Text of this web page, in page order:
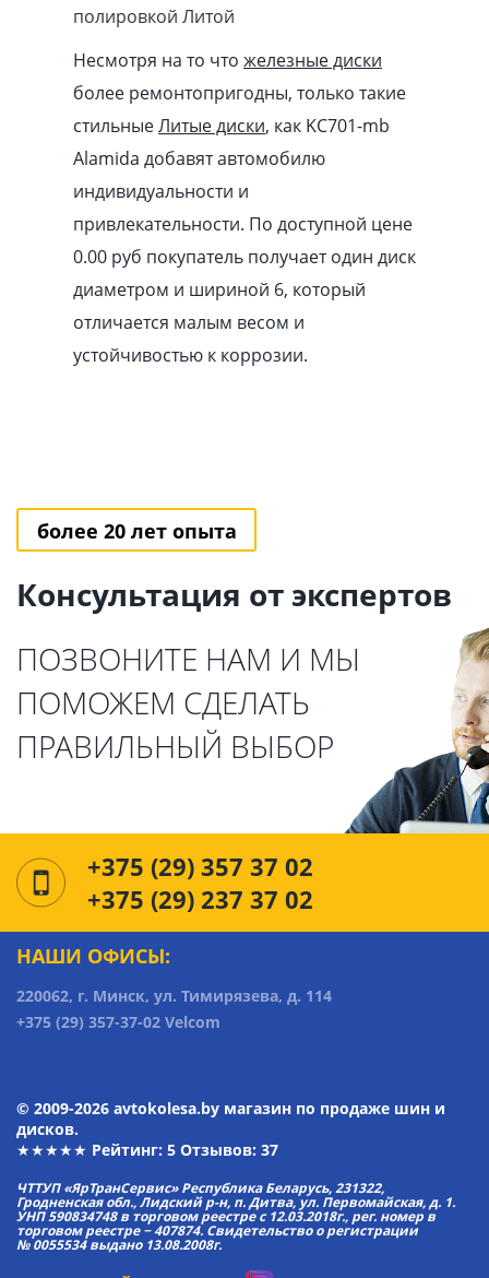
полировкой Литой
Несмотря на то что железные диски
более ремонтопригодны, только такие
стильныеЛитые диски, как KC701-mb
Alamida добавят автомобилю
индивидуальности и
привлекательности. По доступной цене
0.00 pуб покупатель получает один диск
диаметром и шириной 6, который
отличается малым весом и
устойчивостью к коррозии.
более 20 лет опыта
Консультация от экспертов
ПОЗВОНИТЕ НАМ И МЫ
ПОМОЖЕМ СДЕЛАТЬ
ПРАВИЛЬНЫЙ ВЫБОР
+375 (29) 357 37 02
+375 (29) 237 37 02
НАШИ ОФИСЫ:
220062, г. Минск, ул. Тимирязева, д. 114
+375 (29) 357-37-02 Velcom
© 2009-2026 avtokolesa.by магазин по продаже шин и
дисков.
★★★★★ Рейтинг: 5 Отзывов: 37
ЧТТУП «ЯрТранСервис» Республика Беларусь, 231322,
Гродненская обл., Лидский р-н, п. Дитва, ул. Первомайская, д. 1.
УНП 590834748 в торговом реестре с 12.03.2018г., рег. номер в
торговом реестре − 407874. Свидетельство о регистрации
№ 0055534 выдано 13.08.2008г.